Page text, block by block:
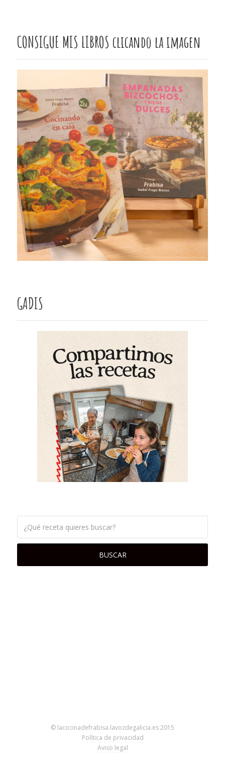
CONSIGUE MIS LIBROS clicando la imagen
GADIS
© lacocinadefrabisa.lavozdegalicia.es 2015
Política de privacidad
Aviso legal